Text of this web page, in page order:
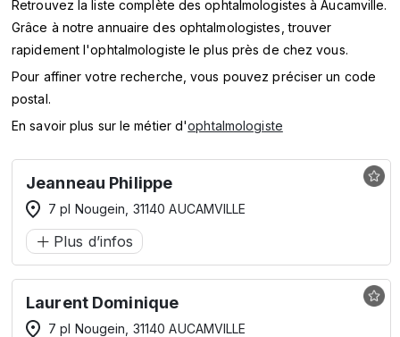
Retrouvez la liste complète des ophtalmologistes à Aucamville.
Grâce à notre annuaire des ophtalmologistes, trouver
rapidement l'ophtalmologiste le plus près de chez vous.
Pour affiner votre recherche, vous pouvez préciser un code
postal.
En savoir plus sur le métier d'ophtalmologiste
Jeanneau Philippe
7 pl Nougein, 31140 AUCAMVILLE
Plus d’infos
Laurent Dominique
7 pl Nougein, 31140 AUCAMVILLE